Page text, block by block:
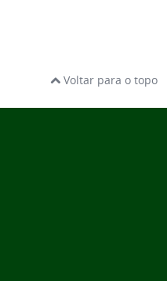
Voltar para o topo